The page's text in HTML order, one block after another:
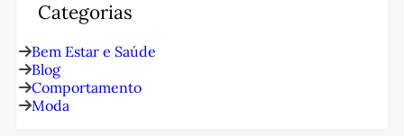
Categorias
Bem Estar e Saúde
Blog
Comportamento
Moda